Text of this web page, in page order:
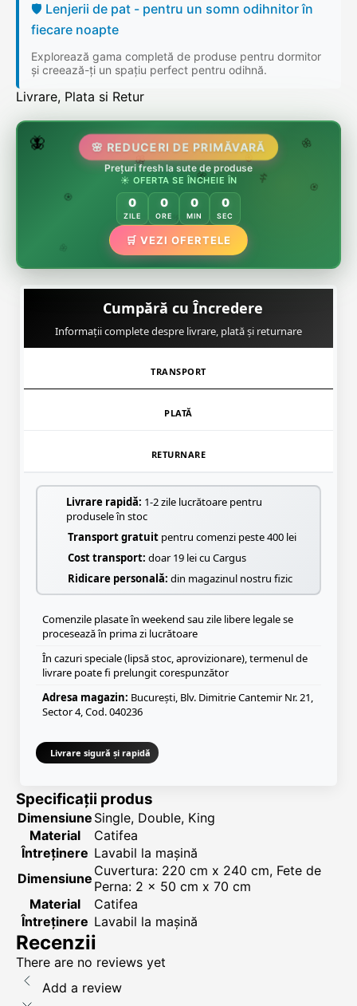
🛡️ Lenjerii de pat - pentru un somn odihnitor în
fiecare noapte
Explorează gama completă de produse pentru dormitor
și creează-ți un spațiu perfect pentru odihnă.
Livrare, Plata si Retur
🌸
🌸
🌿
🌸
🏵️
🌷
🦋 🌸 REDUCERI DE PRIMĂVARĂ
Prețuri fresh la sute de produse
☀️ OFERTA SE ÎNCHEIE ÎN
0
ZILE
0
ORE
0
MIN
0
SEC
🛒 VEZI OFERTELE
Cumpără cu Încredere
Informații complete despre livrare, plată și returnare
TRANSPORT
PLATĂ
RETURNARE
Livrare rapidă: 1-2 zile lucrătoare pentru
produsele în stoc
Transport gratuit pentru comenzi peste 400 lei
Cost transport: doar 19 lei cu Cargus
Ridicare personală: din magazinul nostru fizic
Comenzile plasate în weekend sau zile libere legale se
procesează în prima zi lucrătoare
În cazuri speciale (lipsă stoc, aprovizionare), termenul de
livrare poate fi prelungit corespunzător
Adresa magazin: București, Blv. Dimitrie Cantemir Nr. 21,
Sector 4, Cod. 040236
Livrare sigură și rapidă
Specificații produs
Dimensiune Single, Double, King
Material
Catifea
Întreținere Lavabil la mașină
Dimensiune Cuvertura: 220 cm x 240 cm, Fete de
Perna: 2 x 50 cm x 70 cm
Material
Catifea
Întreținere Lavabil la mașină
Recenzii
There are no reviews yet
Add a review